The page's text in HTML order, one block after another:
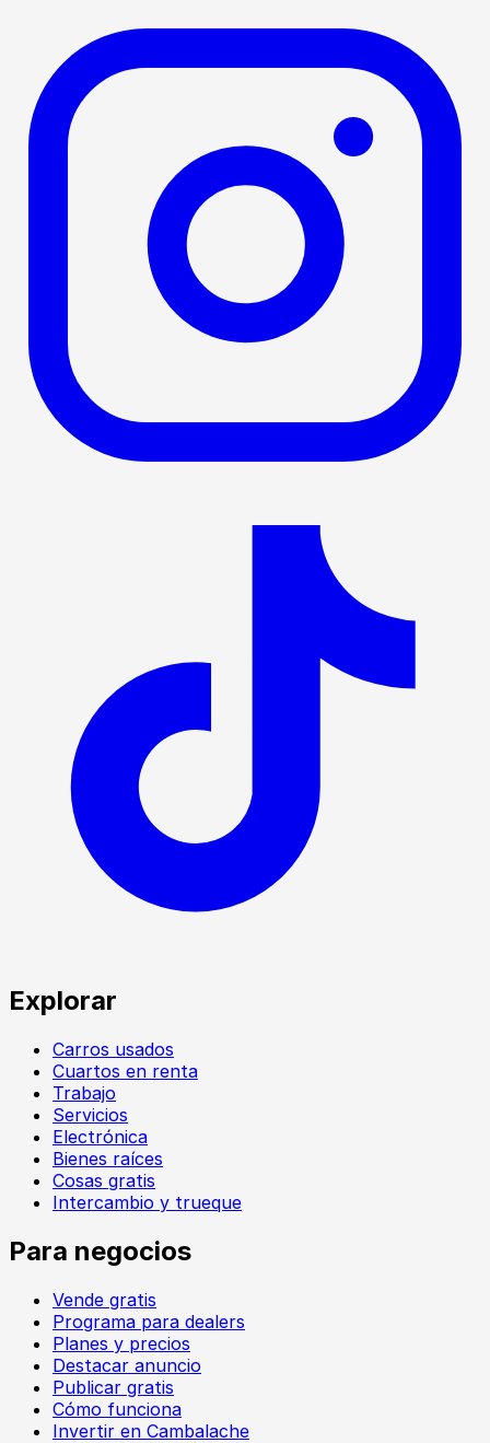
Explorar
Carros usados
Cuartos en renta
Trabajo
Servicios
Electrónica
Bienes raíces
Cosas gratis
Intercambio y trueque
Para negocios
Vende gratis
Programa para dealers
Planes y precios
Destacar anuncio
Publicar gratis
Cómo funciona
Invertir en Cambalache